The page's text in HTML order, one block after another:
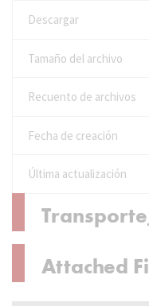
Descargar
Tamaño del archivo
Recuento de archivos
Fecha de creación
Última actualización
Attached